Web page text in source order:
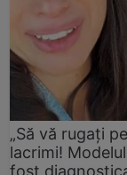
„Să vă rugați
lacrimi!
fost